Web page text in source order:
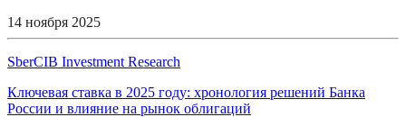
14 ноября 2025
SberCIB Investment Research
Ключевая ставка в 2025 году: хронология решений Банка
России и влияние на рынок облигаций